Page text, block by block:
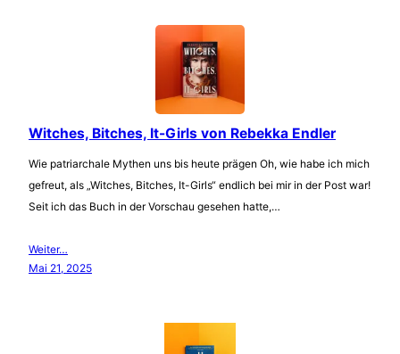
Witches, Bitches, It-Girls von Rebekka Endler
Wie patriarchale Mythen uns bis heute prägen Oh, wie habe ich mich
gefreut, als „Witches, Bitches, It-Girls“ endlich bei mir in der Post war!
Seit ich das Buch in der Vorschau gesehen hatte,…
Weiter…
Mai 21, 2025